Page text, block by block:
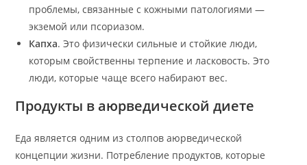
проблемы, связанные с кожными патологиями —
экземой или псориазом.
Капха. Это физически сильные и стойкие люди,
которым свойственны терпение и ласковость. Это
люди, которые чаще всего набирают вес.
Продукты в аюрведической диете
Еда является одним из столпов аюрведической
концепции жизни. Потребление продуктов, которые